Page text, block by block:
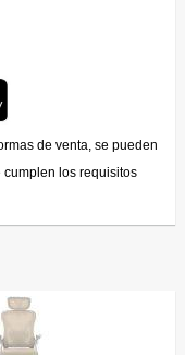
de venta, se pueden
los requisitos